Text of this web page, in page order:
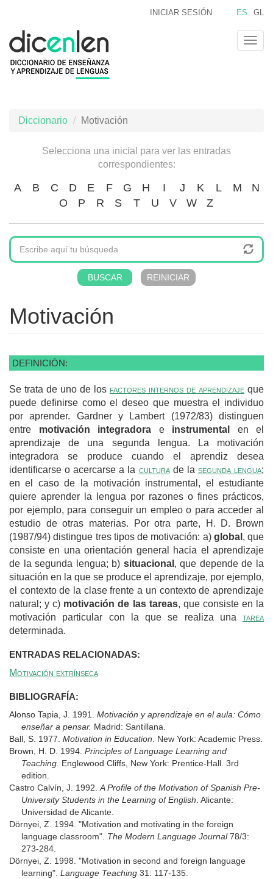
contenido
principal
ES GL
INICIAR SESIÓN
Diccionario Motivación
Selecciona una inicial para ver las entradas
correspondientes:
A B C D E F G H I J K L M
N
O
P R S T U V W Z
Motivación
DEFINICIÓN:
Se trata de uno de los factores internos de aprendizaje que
puede definirse como el deseo que muestra el individuo
por aprender. Gardner y Lambert (1972/83) distinguen
entre motivación integradora e instrumental en el
aprendizaje de una segunda lengua. La motivación
integradora se produce cuando el aprendiz desea
identificarse o acercarse a la culturade la segunda lengua;
en el caso de la motivación instrumental, el estudiante
quiere aprender la lengua por razones o fines prácticos,
por ejemplo, para conseguir un empleo o para acceder al
estudio de otras materias. Por otra parte, H. D. Brown
(1987/94) distingue tres tipos de motivación: a) global , que
consiste en una orientación general hacia el aprendizaje
de la segunda lengua; b) situacional , que depende de la
situación en la que se produce el aprendizaje, por ejemplo,
el contexto de la clase frente a un contexto de aprendizaje
natural; y c) motivación de las tareas, que consiste en la
motivación particular con la que se realiza una tarea
determinada.
ENTRADAS RELACIONADAS:
Motivación extrínseca
BIBLIOGRAFÍA:
Alonso Tapia, J. 1991. Motivación y aprendizaje en el aula: Cómo
enseñar a pensar. Madrid: Santillana.
Ball, S. 1977. Motivation in Education . New York: Academic Press.
Brown, H. D. 1994. Principles of Language Learning and
Teaching . Englewood Cliffs, New York: Prentice-Hall. 3rd
edition.
Castro Calvín, J. 1992. A Profile of the Motivation of Spanish Pre-
University Students in the Learning of English . Alicante:
Universidad de Alicante.
Dörnyei, Z. 1994. "Motivation and motivating in the foreign
language classroom". The Modern Language Journal78/3:
273-284.
Dörnyei, Z. 1998. "Motivation in second and foreign language
learning". Language Teaching 31: 117-135.